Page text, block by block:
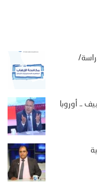
.. أوروبا